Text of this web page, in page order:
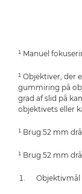
¹ Manuel
¹ Objektiver, der
gummiring på
grad af slid på
objektivets eller
¹ Brug 52 mm
¹ Brug 52 mm